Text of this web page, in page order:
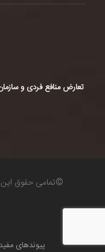
تعارض منافع فردی و
©تمامی حقوق این
پیوندهای مفید